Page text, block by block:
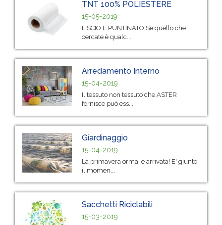
TNT 100% POLIESTERE
15-05-2019
LISCIO E PUNTINATO Se quello che
cercate è qualc...
Arredamento Interno
15-04-2019
Il tessuto non tessuto che ASTER
fornisce può ess...
Giardinaggio
15-04-2019
La primavera ormai è arrivata! E' giunto
il momen...
Sacchetti Riciclabili
15-03-2019